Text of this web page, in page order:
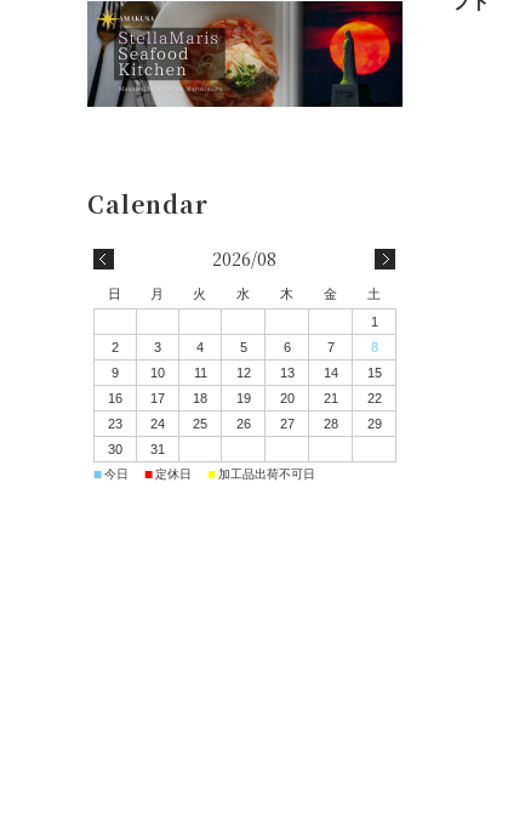
2026/08
日 月 火 水 木 金
土
1
2
3 4 5 6 7
8
9
10 11 12 13 14
15
16
17 18 19 20 21
22
23
24 25 26 27 28
29
30
31
■今日 ■定休日 ■加工品出荷不可日